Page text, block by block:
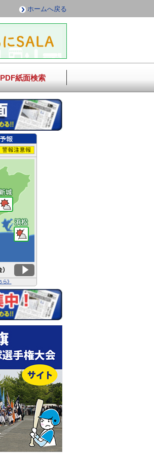
ホームへ戻る
PDF紙面検索